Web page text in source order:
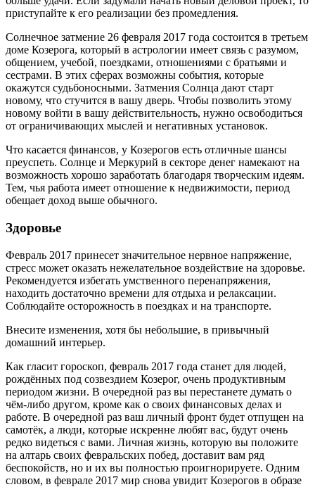
приступайте к его реализации без промедления.
Солнечное затмение 26 февраля 2017 года состоится в третьем
доме Козерога, который в астрологии имеет связь с разумом,
общением, учебой, поездками, отношениями с братьями и
сестрами. В этих сферах возможны события, которые
окажутся судьбоносными. Затмения Солнца дают старт
новому, что стучится в вашу дверь. Чтобы позволить этому
новому войти в вашу действительность, нужно освободиться
от ограничивающих мыслей и негативных установок.
Что касается финансов, у Козерогов есть отличные шансы
преуспеть. Солнце и Меркурий в секторе денег намекают на
возможность хорошо заработать благодаря творческим идеям.
Тем, чья работа имеет отношение к недвижимости, период
обещает доход выше обычного.
Здоровье
Февраль 2017 принесет значительное нервное напряжение,
стресс может оказать нежелательное воздействие на здоровье.
Рекомендуется избегать умственного перенапряжения,
находить достаточно времени для отдыха и релаксации.
Соблюдайте осторожность в поездках и на транспорте.
Внесите изменения, хотя бы небольшие, в привычный
домашний интерьер.
Как гласит гороскоп, февраль 2017 года станет для людей,
рождённых под созвездием Козерог, очень продуктивным
периодом жизни. В очередной раз вы перестанете думать о
чём-либо другом, кроме как о своих финансовых делах и
работе. В очередной раз ваш личный фронт будет отпущен на
самотёк, а люди, которые искренне любят вас, будут очень
редко видеться с вами. Личная жизнь, которую вы положите
на алтарь своих февральских побед, доставит вам ряд
беспокойств, но и их вы полностью проигнорируете. Одним
словом, в феврале 2017 мир снова увидит Козерогов в образе